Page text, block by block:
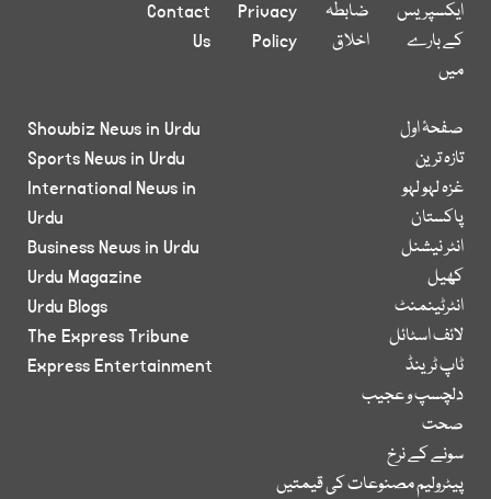
ایکسپریس
کے بارے
میں
ضابطہ
اخلاق
Privacy
Policy
Contact
Us
صفحۂ اول
تازہ ترین
غزہ لہو لہو
پاکستان
انٹر نیشنل
کھیل
انٹرٹینمنٹ
لائف اسٹائل
ٹاپ ٹرینڈ
دلچسپ و عجیب
صحت
سونے کے نرخ
پیٹرولیم مصنوعات کی قیمتیں
Showbiz News in Urdu
Sports News in Urdu
International News in
Urdu
Business News in Urdu
Urdu Magazine
Urdu Blogs
The Express Tribune
Express Entertainment